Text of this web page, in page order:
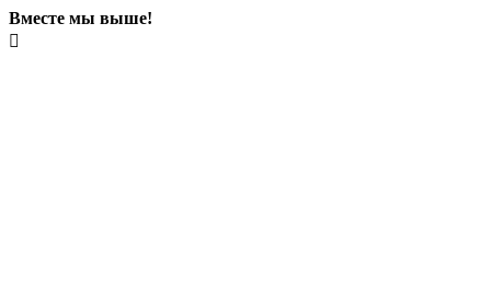
Вместе мы выше!
